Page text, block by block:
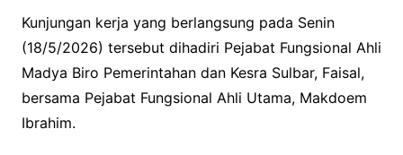
Kunjungan kerja yang berlangsung pada Senin
(18/5/2026) tersebut dihadiri Pejabat Fungsional Ahli
Madya Biro Pemerintahan dan Kesra Sulbar, Faisal,
bersama Pejabat Fungsional Ahli Utama, Makdoem
Ibrahim.